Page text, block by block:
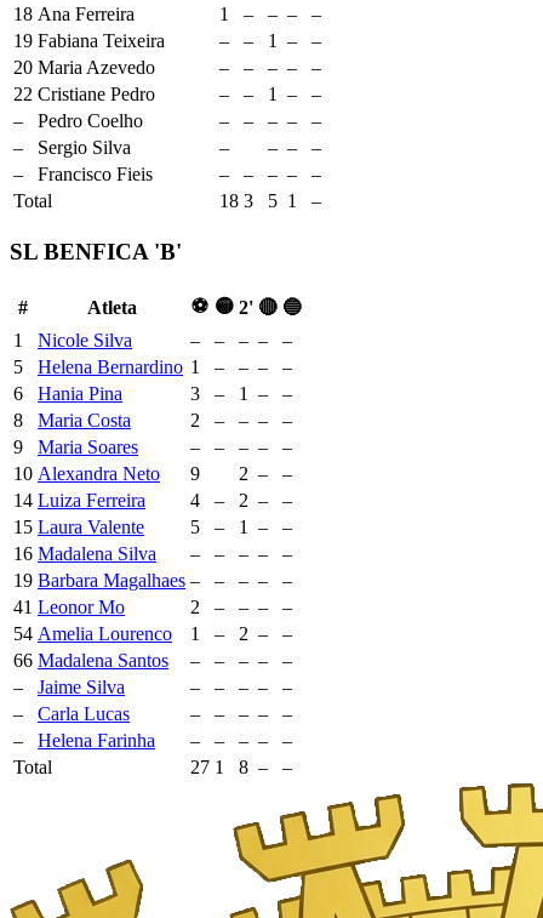
18 Ana Ferreira 1 – – –
–
19 Fabiana Teixeira – – 1 –
–
20 Maria Azevedo – – – –
–
22 Cristiane Pedro – – 1 –
–
–
Pedro Coelho – – – –
–
–
Sergio Silva – – –
–
–
Francisco Fieis – – – –
–
Total
18 3 5 1 –
SL BENFICA 'B'
# Atleta ⚽ 🟡 2' 🔴 🔵
1
Nicole Silva – – – –
–
5
Helena Bernardino 1 – – –
–
6
Hania Pina 3 – 1 –
–
8
Maria Costa 2 – – –
–
9
Maria Soares – – – –
–
10 Alexandra Neto 9 2 –
–
14 Luiza Ferreira 4 – 2 –
–
15 Laura Valente 5 – 1 –
–
16 Madalena Silva – – – –
–
19 Barbara Magalhaes – – – –
–
41 Leonor Mo 2 – – –
–
54 Amelia Lourenco 1 – 2 –
–
66 Madalena Santos – – – –
–
–
Jaime Silva – – – –
–
–
Carla Lucas – – – –
–
–
Helena Farinha – – – –
–
Total
27 1 8 – –